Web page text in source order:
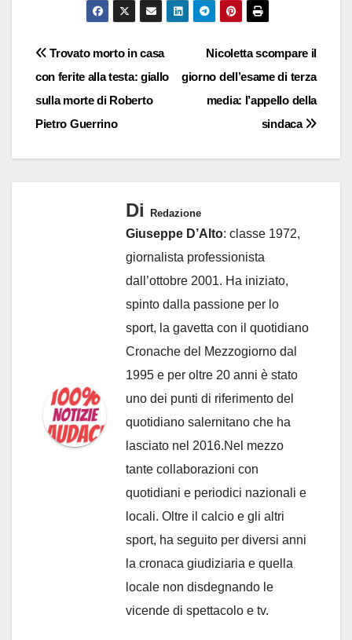
Navigazione
articoli
Nicoletta scompare il
giorno dell’esame di terza
media: l’appello della
sindaca
Trovato morto in casa
con ferite alla testa: giallo
sulla morte di Roberto
Pietro Guerrino
Di Redazione
Giuseppe D’Alto: classe 1972,
giornalista professionista
dall’ottobre 2001. Ha iniziato,
spinto dalla passione per lo
sport, la gavetta con il quotidiano
Cronache del Mezzogiorno dal
1995 e per oltre 20 anni è stato
uno dei punti di riferimento del
quotidiano salernitano che ha
lasciato nel 2016.Nel mezzo
tante collaborazioni con
quotidiani e periodici nazionali e
locali. Oltre il calcio e gli altri
sport, ha seguito per diversi anni
la cronaca giudiziaria e quella
locale non disdegnando le
vicende di spettacolo e tv.